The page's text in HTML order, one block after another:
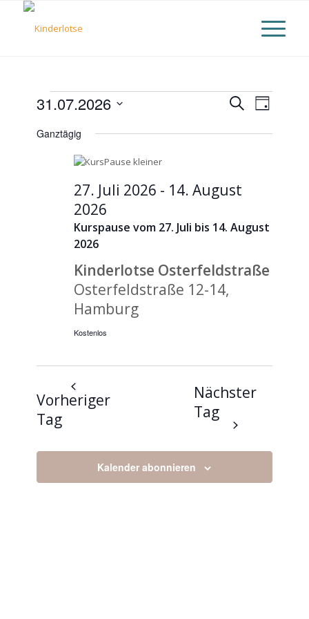
Veranstaltungen
für
31.
Juli
2026
Suche
SucheTag
31.07.2026
wählen.
Ganztägig
Kurspause vom 27. Juli bis 14. August
2026
27. Juli 2026 - 14. August
2026
Kinderlotse Osterfeldstraße
Osterfeldstraße 12-14,
Hamburg
Kostenlos
Vorheriger
Tag
Nächster
Tag
Kalender abonnieren